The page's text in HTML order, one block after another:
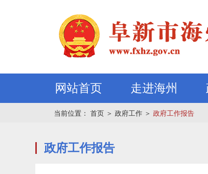
网站首页 走进海州
当前位置： 首页 ＞ 政府工作 ＞ 政府工作报告
政府工作报告